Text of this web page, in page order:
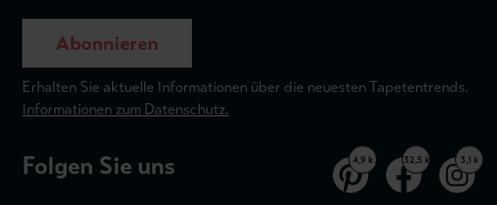
Abonnieren
Erhalten Sie aktuelle Informationen über die neuesten Tapetentrends.
Informationen zum Datenschutz.
Folgen Sie uns 4,9 k 32,5 k 3,1 k